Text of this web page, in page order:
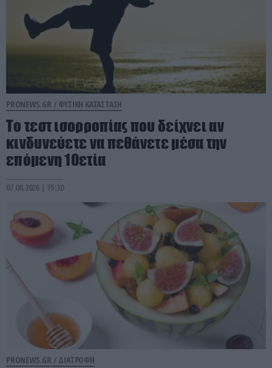
PRONEWS.GR / ΦΥΣΙΚΗ ΚΑΤΑΣΤΑΣΗ
Το τεστ ισορροπίας που δείχνει αν
κινδυνεύετε να πεθάνετε μέσα την
επόμενη 10ετία
07.08.2026 | 15:30
PRONEWS.GR / ΔΙΑΤΡΟΦΗ